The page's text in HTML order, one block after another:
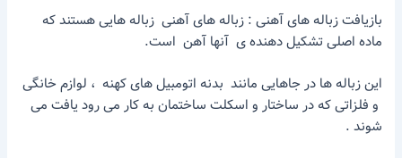
بازیافت زباله های آهنی : زباله های آهنی زباله هایی هستند که
ماده اصلی تشکیل دهنده ی آنها آهن است.
این زباله ها در جاهایی مانند بدنه اتومبیل های کهنه ، لوازم خانگی
و فلزاتی که در ساختار و اسکلت ساختمان به کار می رود یافت می
شوند .